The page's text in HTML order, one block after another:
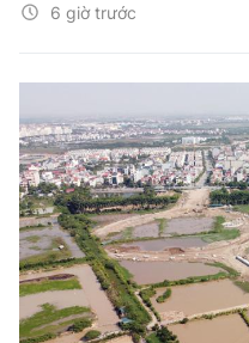
6 giờ trước